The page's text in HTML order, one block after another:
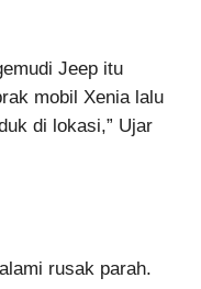
Jeep itu
mobil Xenia lalu
di lokasi,” Ujar
rusak parah.